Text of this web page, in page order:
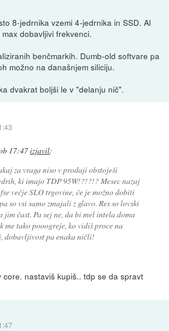
8-jedrnika vzemi 4-jedrnika in SSD. Al
dobavljivi frekvenci.
benčmarkih. Dumb-old softvare pa
možno na današnjem siliciju.
dvakrat boljši le v "delanju nič".
17:47izjavil:
za vraga niso v prodaji obstoješi
ki imajo TDP 95W!?!?!? Mesec nazaj
večje SLO trgovine, če je možno dobiti
so vsi samo zmajali z glavo. Res so lovski
čast. Pa sej ne, da bi mel intela doma
me tako pooogreje, ko vidiš proce na
dobavljivost pa enaka ničli!
nastaviš kupiš.. tdp se da spravt